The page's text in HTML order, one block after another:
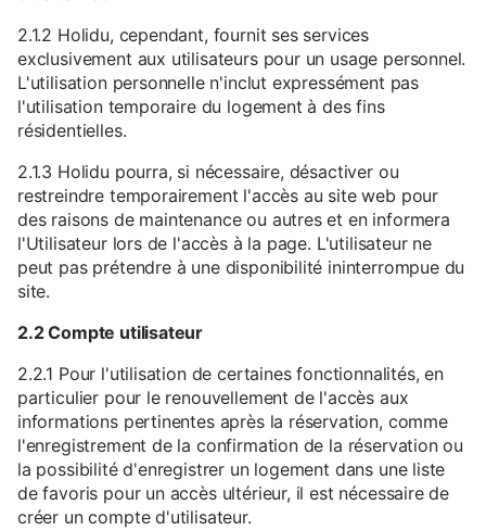
2.1.2 Holidu, cependant, fournit ses services
exclusivement aux utilisateurs pour un usage personnel.
L'utilisation personnelle n'inclut expressément pas
l'utilisation temporaire du logement à des fins
résidentielles.
2.1.3 Holidu pourra, si nécessaire, désactiver ou
restreindre temporairement l'accès au site web pour
des raisons de maintenance ou autres et en informera
l'Utilisateur lors de l'accès à la page. L'utilisateur ne
peut pas prétendre à une disponibilité ininterrompue du
site.
2.2 Compte utilisateur
2.2.1 Pour l'utilisation de certaines fonctionnalités, en
particulier pour le renouvellement de l'accès aux
informations pertinentes après la réservation, comme
l'enregistrement de la confirmation de la réservation ou
la possibilité d'enregistrer un logement dans une liste
de favoris pour un accès ultérieur, il est nécessaire de
créer un compte d'utilisateur.